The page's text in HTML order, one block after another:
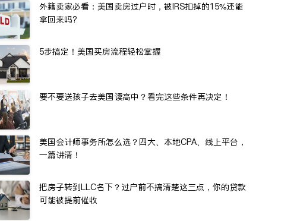
外籍卖家必看：美国卖房过户时，被IRS扣掉的15%还能
拿回来吗?
5步搞定！美国买房流程轻松掌握
要不要送孩子去美国读高中？看完这些条件再决定！
美国会计师事务所怎么选？四大、本地CPA、线上平台，
一篇讲清！
把房子转到LLC名下？过户前不搞清楚这三点，你的贷款
可能被提前催收